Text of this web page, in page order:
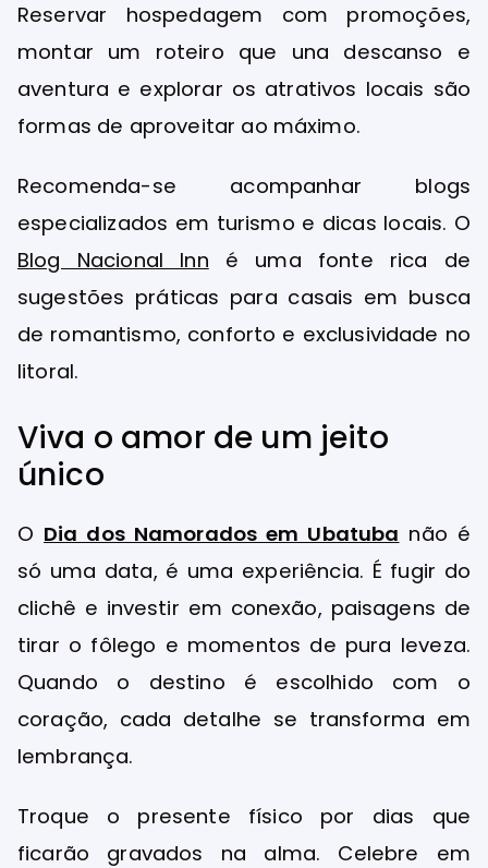
Reservar hospedagem com promoções,
montar um roteiro que una descanso e
aventura e explorar os atrativos locais são
formas de aproveitar ao máximo.
Recomenda-se acompanhar blogs
especializados em turismo e dicas locais. O
Blog Nacional Inn é uma fonte rica de
sugestões práticas para casais em busca
de romantismo, conforto e exclusividade no
litoral.
Viva o amor de um jeito
único
O Dia dos Namorados em Ubatuba não é
só uma data, é uma experiência. É fugir do
clichê e investir em conexão, paisagens de
tirar o fôlego e momentos de pura leveza.
Quando o destino é escolhido com o
coração, cada detalhe se transforma em
lembrança.
Troque o presente físico por dias que
ficarão gravados na alma. Celebre em